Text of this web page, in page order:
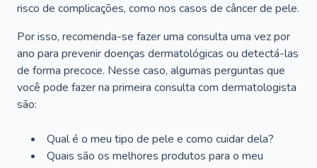
risco de complicações, como nos casos de câncer de pele.
Por isso, recomenda-se fazer uma consulta uma vez por
ano para prevenir doenças dermatológicas ou detectá-las
de forma precoce. Nesse caso, algumas perguntas que
você pode fazer na primeira consulta com dermatologista
são:
Qual é o meu tipo de pele e como cuidar dela?
Quais são os melhores produtos para o meu